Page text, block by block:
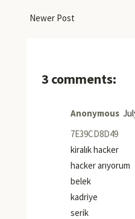
Newer Post
3 comments:
Anonymous
7E39CD8D49
kiralık hacker
hacker arıyorum
belek
kadriye
serik